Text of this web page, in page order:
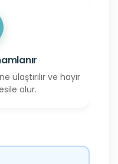
ulaştırılır ve hayır
olur.